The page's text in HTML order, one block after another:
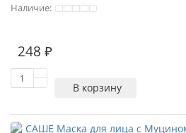
Наличие:
248 ₽
В корзину